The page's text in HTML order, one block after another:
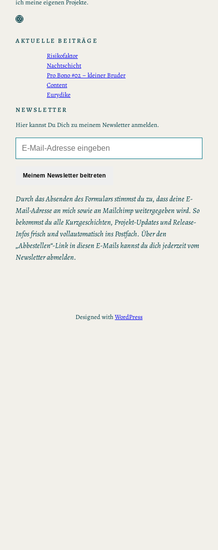
ich meine eigenen Projekte.
Instagram
AKTUELLE BEITRÄGE
Risikofaktor
Nachtschicht
Pro Bono #02 – kleiner Bruder
Content
Eurydike
NEWSLETTER
Hier kannst Du Dich zu meinem Newsletter anmelden.
Meinem Newsletter beitreten
Durch das Absenden des Formulars stimmst du zu, dass deine E-
Mail-Adresse an mich sowie an Mailchimp weitergegeben wird. So
bekommst du alle Kurzgeschichten, Projekt-Updates und Release-
Infos frisch und vollautomatisch ins Postfach. Über den
„Abbestellen“-Link in diesen E-Mails kannst du dich jederzeit vom
Newsletter abmelden.
Designed withWordPress